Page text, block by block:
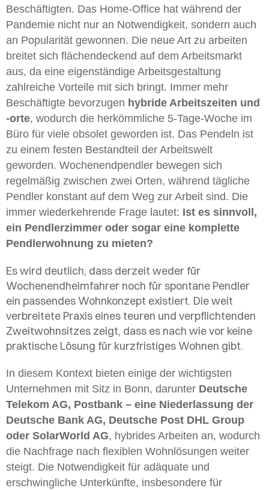
Beschäftigten. Das Home-Office hat während der
Pandemie nicht nur an Notwendigkeit, sondern auch
an Popularität gewonnen. Die neue Art zu arbeiten
breitet sich flächendeckend auf dem Arbeitsmarkt
aus, da eine eigenständige Arbeitsgestaltung
zahlreiche Vorteile mit sich bringt. Immer mehr
Beschäftigte bevorzugen hybride Arbeitszeiten und
-orte, wodurch die herkömmliche 5-Tage-Woche im
Büro für viele obsolet geworden ist. Das Pendeln ist
zu einem festen Bestandteil der Arbeitswelt
geworden. Wochenendpendler bewegen sich
regelmäßig zwischen zwei Orten, während tägliche
Pendler konstant auf dem Weg zur Arbeit sind. Die
immer wiederkehrende Frage lautet: Ist es sinnvoll,
ein Pendlerzimmer oder sogar eine komplette
Pendlerwohnung zu mieten?
Es wird deutlich, dass derzeit weder für
Wochenendheimfahrer noch für spontane Pendler
ein passendes Wohnkonzept existiert. Die weit
verbreitete Praxis eines teuren und verpflichtenden
Zweitwohnsitzes zeigt, dass es nach wie vor keine
praktische Lösung für kurzfristiges Wohnen gibt.
In diesem Kontext bieten einige der wichtigsten
Unternehmen mit Sitz in Bonn, darunter Deutsche
Telekom AG, Postbank – eine Niederlassung der
Deutsche Bank AG, Deutsche Post DHL Group
oder SolarWorld AG, hybrides Arbeiten an, wodurch
die Nachfrage nach flexiblen Wohnlösungen weiter
steigt. Die Notwendigkeit für adäquate und
erschwingliche Unterkünfte, insbesondere für